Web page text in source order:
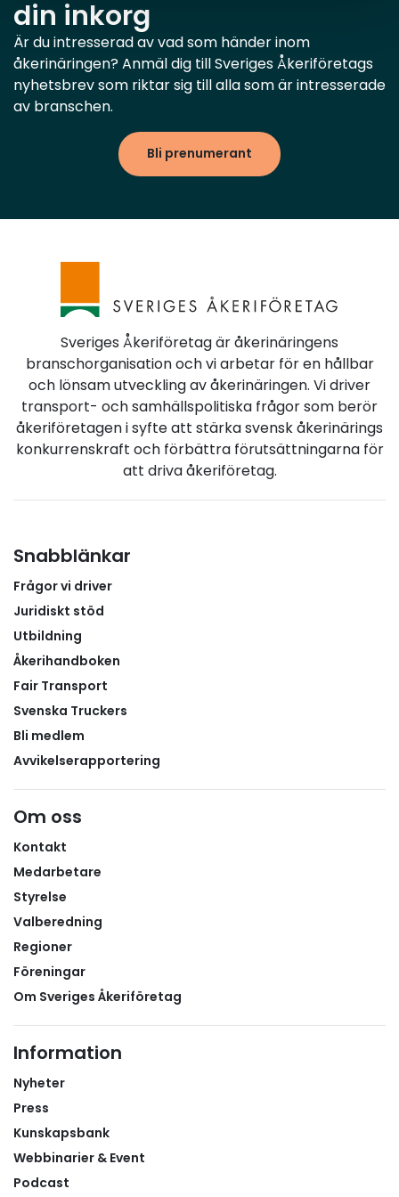
din inkorg
Är du intresserad av vad som händer inom
åkerinäringen? Anmäl dig till Sveriges Åkeriföretags
nyhetsbrev som riktar sig till alla som är intresserade
av branschen.
Bli prenumerant
Sveriges Åkeriföretag är åkerinäringens
branschorganisation och vi arbetar för en hållbar
och lönsam utveckling av åkerinäringen. Vi driver
transport- och samhällspolitiska frågor som berör
åkeriföretagen i syfte att stärka svensk åkerinärings
konkurrenskraft och förbättra förutsättningarna för
att driva åkeriföretag.
Snabblänkar
Frågor vi driver
Juridiskt stöd
Utbildning
Åkerihandboken
Fair Transport
Svenska Truckers
Bli medlem
Avvikelserapportering
Om oss
Kontakt
Medarbetare
Styrelse
Valberedning
Regioner
Föreningar
Om Sveriges Åkeriföretag
Information
Nyheter
Press
Kunskapsbank
Webbinarier & Event
Podcast